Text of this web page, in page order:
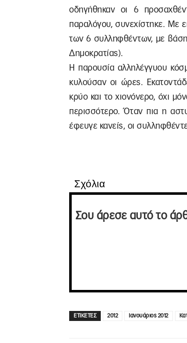
οδηγήθηκαν οι 6
παραλόγου, συνεχίστηκε. Με
των 6 συλληφθέντων, με
Δημοκρατίας).
Η παρουσία αλληλέγγυου
κυλούσαν οι ώρες.
κρύο και το χιονόνερο, όχι
περισσότερο. Όταν πια η
έφευγε κανείς, οι
Σχόλια
Σου άρεσε αυτό το
ΕΤΙΚΕΤΕΣ 2012 Ιανουάριος 2012